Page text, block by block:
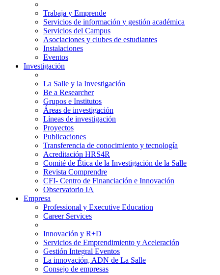
Trabaja y Emprende
Servicios de información y gestión académica
Servicios del Campus
Asociaciones y clubes de estudiantes
Instalaciones
Eventos
Investigación
La Salle y la Investigación
Be a Researcher
Grupos e Institutos
Áreas de investigación
Líneas de investigación
Proyectos
Publicaciones
Transferencia de conocimiento y tecnología
Acreditación HRS4R
Comité de Ética de la Investigación de la Salle
Revista Comprendre
CFI- Centro de Financiación e Innovación
Observatorio IA
Empresa
Professional y Executive Education
Career Services
Innovación y R+D
Servicios de Emprendimiento y Aceleración
Gestión Integral Eventos
La innovación, ADN de La Salle
Consejo de empresas